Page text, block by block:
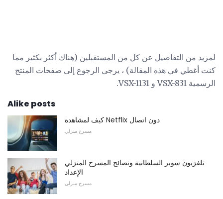
لمزيد من التفاصيل عن كل من المستقبلين (هناك أكثر بكثير مما
كنت أغطي في هذه المقالة) ، يرجى الرجوع إلى صفحات المنتج
الرسمية VSX-831 و VSX-1131.
Alike posts
كيف لمشاهدة Netflix دون اتصال
مسرح منزلي
تلفزيون سوبر السلطانية ونصائح المسرح المنزلي
الإعداد
مسرح منزلي